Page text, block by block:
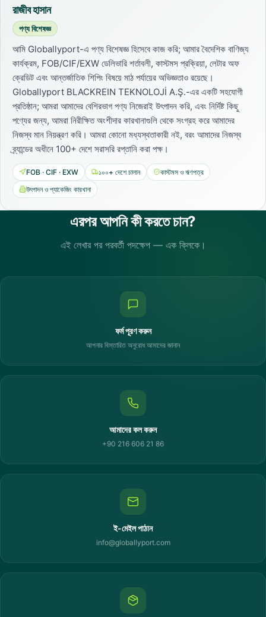
রাজীব হাসান
পণ্য বিশেষজ্ঞ
আমি Globallyport-এ পণ্য বিশেষজ্ঞ হিসেবে কাজ করি; আমার বৈদেশিক বাণিজ্য
কার্যক্রম, FOB/CIF/EXW ডেলিভারি শর্তাবলী, কাস্টমস প্রক্রিয়া, লেটার অফ
ক্রেডিট এবং আন্তর্জাতিক শিপিং বিষয়ে মাঠ পর্যায়ের অভিজ্ঞতাও রয়েছে।
Globallyport BLACKREIN TEKNOLOJİ A.Ş.-এর একটি সহযোগী
প্রতিষ্ঠান; আমরা আমাদের বেশিরভাগ পণ্য নিজেরাই উৎপাদন করি, এবং নির্দিষ্ট কিছু
পণ্যের জন্য, আমরা নিরীক্ষিত অংশীদার কারখানাগুলি থেকে সংগ্রহ করে আমাদের
নিজস্ব মান নিয়ন্ত্রণ করি। আমরা কোনো মধ্যস্থতাকারী নই, বরং আমাদের নিজস্ব
ব্র্যান্ডের অধীনে 100+ দেশে সরাসরি রপ্তানি করা পক্ষ।
FOB · CIF · EXW ১০০+ দেশে চালান
কাস্টমস ও ঋণপত্র
উৎপাদন ও প্যাকেজিং কারখানা
এরপর আপনি কী করতে চান?
এই লেখার পর পরবর্তী পদক্ষেপ — এক ক্লিকে।
ফর্ম পূরণ করুন
আপনার বিস্তারিত অনুরোধ আমাদের জানান
আমাদের কল করুন
+90 216 606 21 86
ই-মেইল পাঠান
info@globallyport.com